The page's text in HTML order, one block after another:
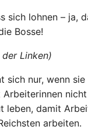
sich lohnen – ja,
Bosse!
Linken)
sich nur, wenn
Arbeiterinnen
leben, damit
arbeiten.